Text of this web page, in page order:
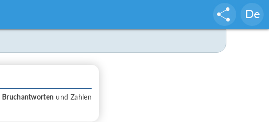
De
Bruchantworten und Zahlen